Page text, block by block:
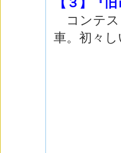
【３】『
コンテス
車。初々